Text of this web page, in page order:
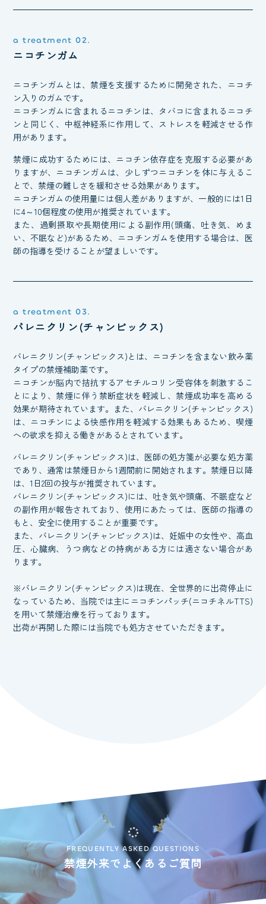
a treatment 02.
ニコチンガム
ニコチンガムとは、禁煙を支援するために開発された、ニコチ
ン入りのガムです。
ニコチンガムに含まれるニコチンは、タバコに含まれるニコチ
ンと同じく、中枢神経系に作用して、ストレスを軽減させる作
用があります。
禁煙に成功するためには、ニコチン依存症を克服する必要があ
りますが、ニコチンガムは、少しずつニコチンを体に与えるこ
とで、禁煙の難しさを緩和させる効果があります。
ニコチンガムの使用量には個人差がありますが、一般的には1日
に4～10個程度の使用が推奨されています。
また、過剰摂取や長期使用による副作用(頭痛、吐き気、めま
い、不眠など)があるため、ニコチンガムを使用する場合は、医
師の指導を受けることが望ましいです。
a treatment 03.
バレニクリン (チャンピックス)
バレニクリン(チャンピックス)とは、ニコチンを含まない飲み薬
タイプの禁煙補助薬です。
ニコチンが脳内で拮抗するアセチルコリン受容体を刺激するこ
とにより、禁煙に伴う禁断症状を軽減し、禁煙成功率を高める
効果が期待されています。また、バレニクリン(チャンピックス)
は、ニコチンによる快感作用を軽減する効果もあるため、喫煙
への欲求を抑える働きがあるとされています。
バレニクリン(チャンピックス)は、医師の処方箋が必要な処方薬
であり、通常は禁煙日から1週間前に開始されます。禁煙日以降
は、1日2回の投与が推奨されています。
バレニクリン(チャンピックス)には、吐き気や頭痛、不眠症など
の副作用が報告されており、使用にあたっては、医師の指導の
もと、安全に使用することが重要です。
また、バレニクリン(チャンピックス)は、妊娠中の女性や、高血
圧、心臓病、うつ病などの持病がある方には適さない場合があ
ります。
※バレニクリン(チャンピックス)は現在、全世界的に出荷停止に
なっているため、当院では主にニコチンパッチ(ニコチネルTTS)
を用いて禁煙治療を行っております。
出荷が再開した際には当院でも処方させていただきます。
FREQUENTLY ASKED QUESTIONS
禁煙外来でよくあるご質問